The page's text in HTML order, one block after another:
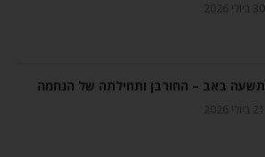
30 ביולי 2026
תשעה באב – החורבן ותחילתה של הנחמה
21 ביולי 2026